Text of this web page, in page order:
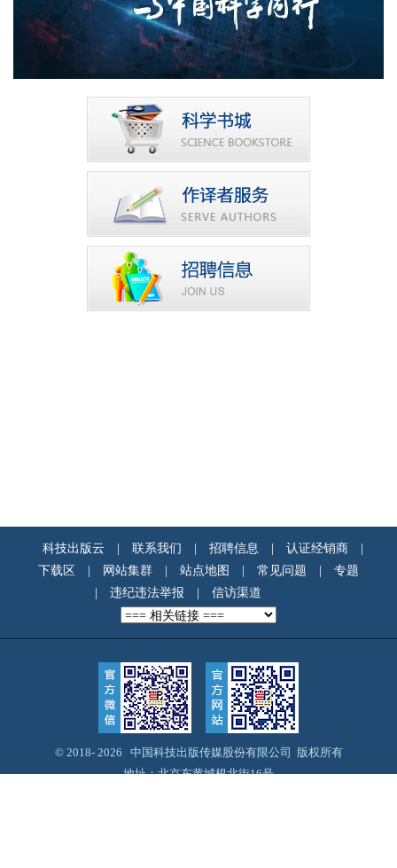
科技出版云 联系我们 招聘信息 认证经销商
下载区
网站集群 站点地图 常见问题
专题
违纪违法举报 信访渠道
© 2018- 2026 中国科技出版传媒股份有限公司 版权所有
地址：北京东黄城根北街16号